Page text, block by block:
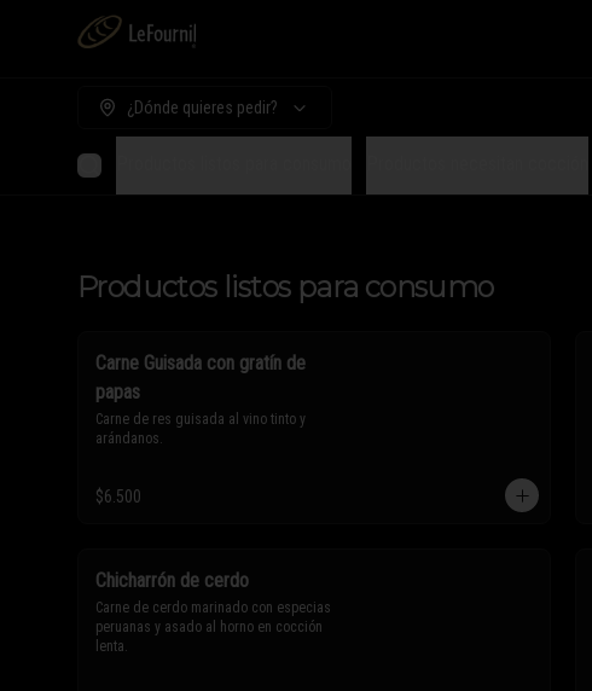
¿Dónde quieres pedir?
Productos listos para consumo
Carne Guisada con gratín de
papas
Carne de res guisada al vino tinto y
arándanos.
$6.500
Chicharrón de cerdo
Carne de cerdo marinado con especias
peruanas y asado al horno en cocción
lenta.